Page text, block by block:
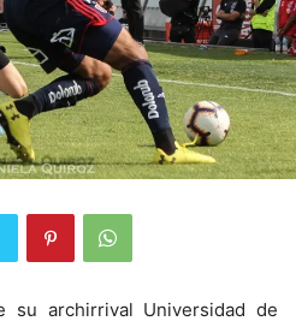
su archirrival Universidad de